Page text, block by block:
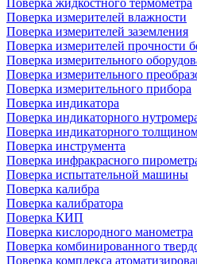
Поверка жидкостного термометра
Поверка измерителей влажности
Поверка измерителей заземления
Поверка измерителей прочности
Поверка измерительного
Поверка измерительного
Поверка измерительного прибора
Поверка индикатора
Поверка индикаторного
Поверка индикаторного
Поверка инструмента
Поверка инфракрасного
Поверка испытательной машины
Поверка калибра
Поверка калибратора
Поверка КИП
Поверка кислородного манометра
Поверка комбинированного
Поверка комплекса